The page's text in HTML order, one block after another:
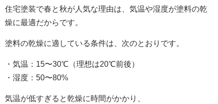
住宅塗装で春と秋が人気な理由は、気温や湿度が塗料の乾
燥に最適だからです。
塗料の乾燥に適している条件は、次のとおりです。
・気温：15〜30℃（理想は20℃前後）
・湿度：50〜80%
気温が低すぎると乾燥に時間がかかり、